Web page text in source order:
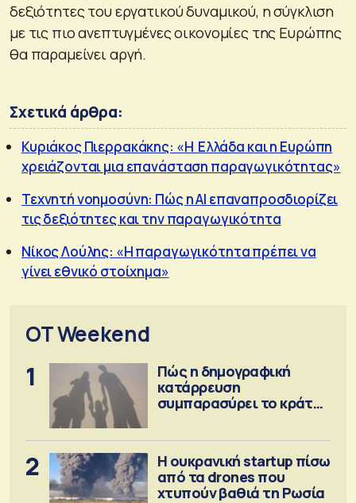
δεξιότητες του εργατικού δυναμικού, η σύγκλιση
με τις πιο ανεπτυγμένες οικονομίες της Ευρώπης
θα παραμείνει αργή.
Σχετικά άρθρα:
Κυριάκος Πιερρακάκης: «Η Ελλάδα και η Ευρώπη
χρειάζονται μια επανάσταση παραγωγικότητας»
Τεχνητή νοημοσύνη: Πώς η AI επαναπροσδιορίζει
τις δεξιότητες και την παραγωγικότητα
Νίκος Λούλης: «Η παραγωγικότητα πρέπει να
γίνει εθνικό στοίχημα»
OT Weekend
1
Πώς η δημογραφική
κατάρρευση
συμπαρασύρει το κράτος
2
Η ουκρανική startup πίσω
από τα drones που
χτυπούν βαθιά τη Ρωσία